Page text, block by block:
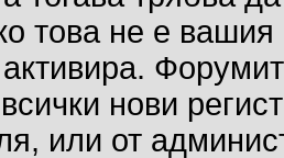
това не е
нови
или от